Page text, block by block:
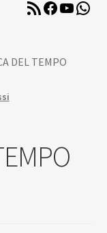
RSS Facebook
DEL TEMPO